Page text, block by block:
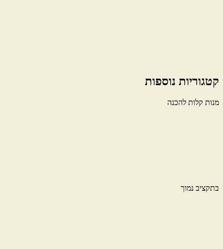
קטגוריות נוספות
מנות קלות להכנה
בתקציב נמוך